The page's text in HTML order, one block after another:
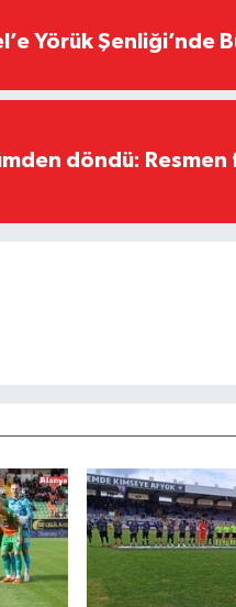
Yörük Şenliği’nde
döndü: Resmen